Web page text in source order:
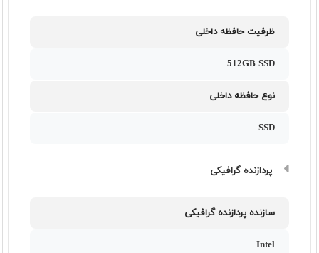
ظرفیت حافظه داخلی
512GB SSD
نوع حافظه داخلی
SSD
پردازنده گرافیکی
سازنده پردازنده گرافیکی
Intel